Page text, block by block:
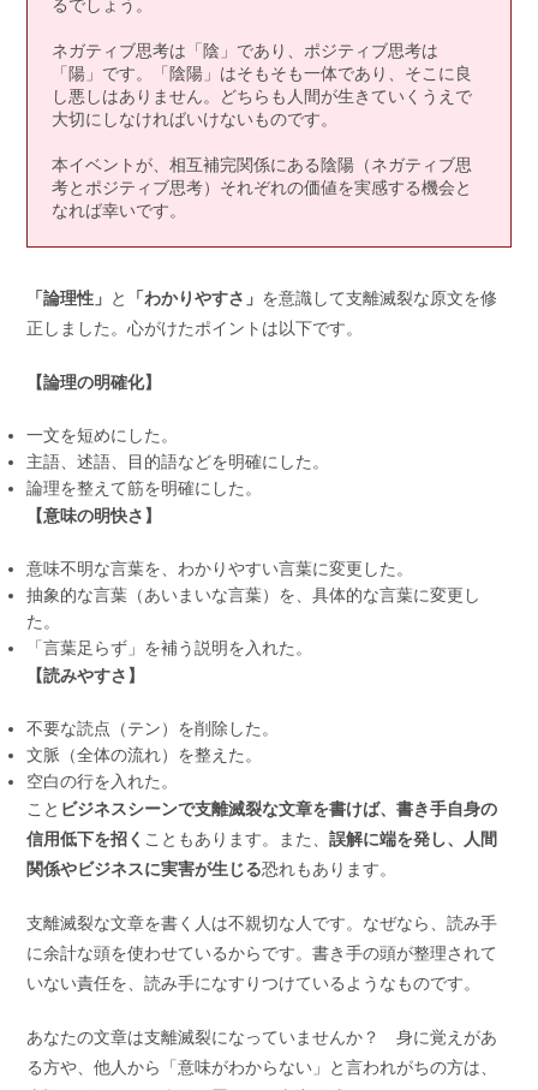
るでしょう。
ネガティブ思考は「陰」であり、ポジティブ思考は
「陽」です。「陰陽」はそもそも一体であり、そこに良
し悪しはありません。どちらも人間が生きていくうえで
大切にしなければいけないものです。
本イベントが、相互補完関係にある陰陽（ネガティブ思
考とポジティブ思考）それぞれの価値を実感する機会と
なれば幸いです。
「論理性」 と 「わかりやすさ」 を意識して支離滅裂な原文を修
正しました。心がけたポイントは以下です。
【論理の明確化】
一文を短めにした。
主語、述語、目的語などを明確にした。
論理を整えて筋を明確にした。
【意味の明快さ】
意味不明な言葉を、わかりやすい言葉に変更した。
抽象的な言葉（あいまいな言葉）を、具体的な言葉に変更し
た。
「言葉足らず」を補う説明を入れた。
【読みやすさ】
不要な読点（テン）を削除した。
文脈（全体の流れ）を整えた。
空白の行を入れた。
こと ビジネスシーンで支離滅裂な文章を書けば、書き手自身の
信用低下を招く こともあります。また、 誤解に端を発し、人間
関係やビジネスに実害が生じる恐れもあります。
支離滅裂な文章を書く人は不親切な人です。なぜなら、読み手
に余計な頭を使わせているからです。書き手の頭が整理されて
いない責任を、読み手になすりつけているようなものです。
あなたの文章は支離滅裂になっていませんか？ 身に覚えがあ
る方や、他人から「意味がわからない」と言われがちの方は、